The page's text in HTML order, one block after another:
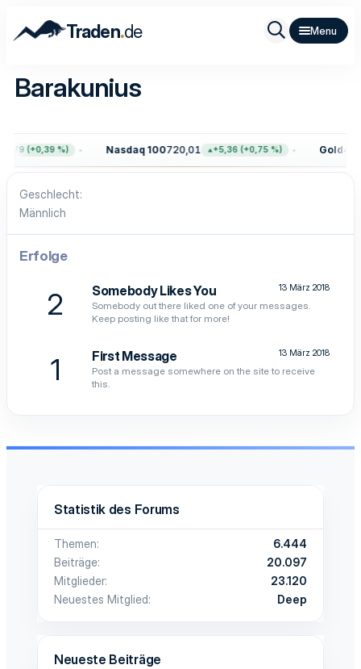
Traden.de
Barakunius
(+0,39 %) Nasdaq 100720,01 +5,36 (+0,75 %) Gold
Geschlecht
Männlich
Erfolge
2 13 März 2018
Somebody Likes You
Somebody out there liked one of your messages.
Keep posting like that for more!
1 13 März 2018
First Message
Post a message somewhere on the site to receive
this.
Statistik des Forums
Themen
6.444
Beiträge
20.097
Mitglieder
23.120
Neuestes Mitglied
Deep
Neueste Beiträge